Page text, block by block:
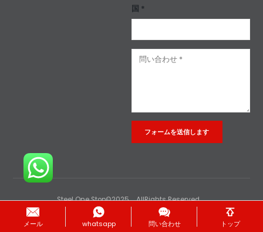
メール whatsapp 問い合わせ トップ
国 *
Steel One Stop©2025。AllRights Reserved。